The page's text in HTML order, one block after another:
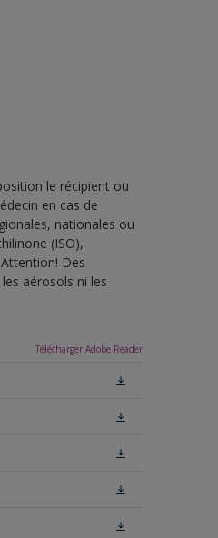
le récipient ou
en cas de
nationales ou
(ISO),
Des
aérosols ni les
Télécharger Adobe Reader